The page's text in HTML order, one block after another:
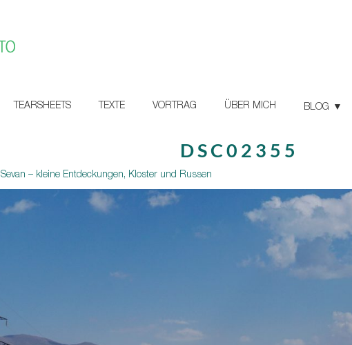
TEARSHEETS TEXTE VORTRAG ÜBER MICH BLOG
DSC02355
Sevan – kleine Entdeckungen, Kloster und Russen